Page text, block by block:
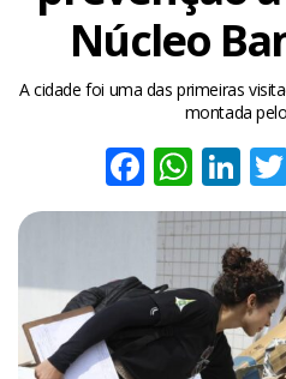
Núcleo
A cidade foi uma das primeiras
montada